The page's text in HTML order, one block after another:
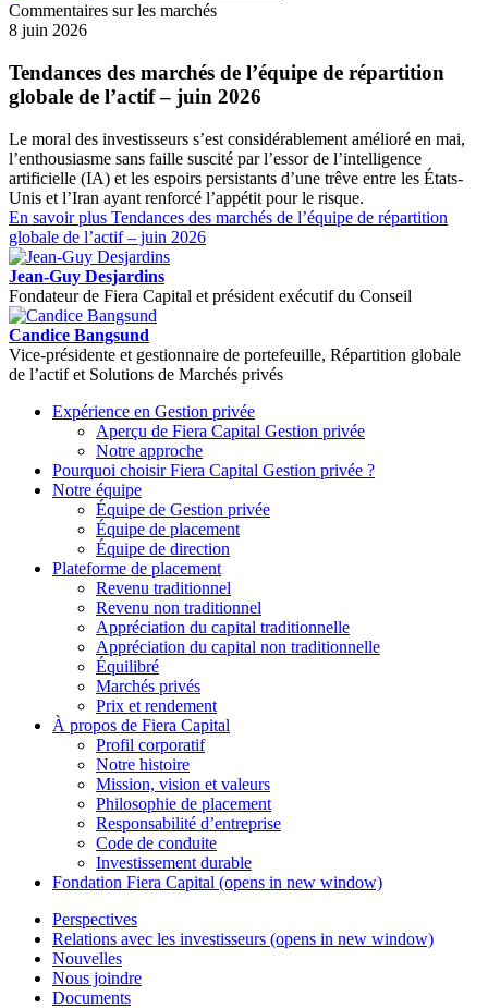
Commentaires sur les marchés
8 juin 2026
Tendances des marchés de l’équipe de répartition
globale de l’actif – juin 2026
Le moral des investisseurs s’est considérablement amélioré en mai,
l’enthousiasme sans faille suscité par l’essor de l’intelligence
artificielle (IA) et les espoirs persistants d’une trêve entre les États-
Unis et l’Iran ayant renforcé l’appétit pour le risque.
En savoir plus Tendances des marchés de l’équipe de répartition
globale de l’actif – juin 2026
Jean-Guy Desjardins
Fondateur de Fiera Capital et président exécutif du Conseil
Candice Bangsund
Vice-présidente et gestionnaire de portefeuille, Répartition globale
de l’actif et Solutions de Marchés privés
Expérience en Gestion privée
Aperçu de Fiera Capital Gestion privée
Notre approche
Pourquoi choisirFiera Capital Gestion privée ?
Notre équipe
Équipe de Gestion privée
Équipe de placement
Équipe de direction
Plateforme de placement
Revenu traditionnel
Revenu non traditionnel
Appréciation du capital traditionnelle
Appréciation du capital non traditionnelle
Équilibré
Marchés privés
Prix et rendement
À propos de Fiera Capital
Profil corporatif
Notre histoire
Mission, vision et valeurs
Philosophie de placement
Responsabilité d’entreprise
Code de conduite
Investissement durable
Fondation Fiera Capital (opens in new window)
Perspectives
Relations avec les investisseurs (opens in new window)
Nouvelles
Nous joindre
Documents